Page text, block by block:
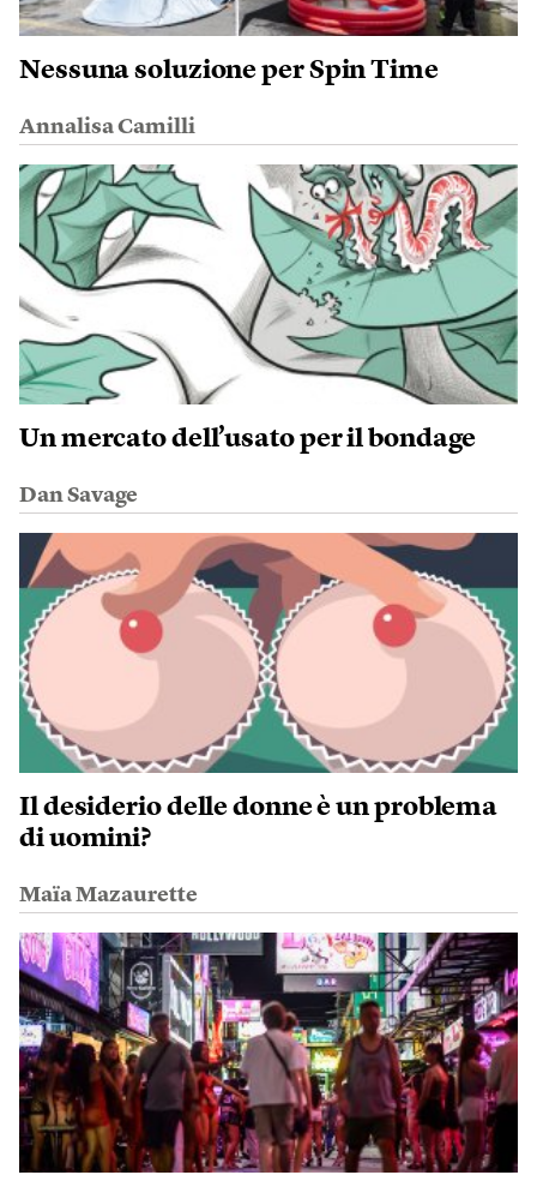
Nessuna soluzione per Spin Time
Annalisa Camilli
Un mercato dell’usato per il bondage
Dan Savage
Il desiderio delle donne è un problema
di uomini?
Maïa Mazaurette